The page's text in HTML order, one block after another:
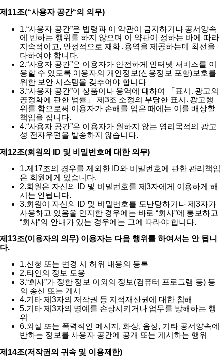
제11조(“사용자 공간“의 의무)
1.“사용자 공간”은 법령과 이 약관이 금지하거나 공서양속
에 반하는 행위를 하지 않으며 이 약관이 정하는 바에 따라
지속적이고, 안정적으로 재화․용역을 제공하는데 최선을
다하여야 합니다.
2.“사용자 공간”은 이용자가 안전하게 인터넷 서비스를 이
용할 수 있도록 이용자의 개인정보(신용정보 포함)보호를
위한 보안 시스템을 갖추어야 합니다.
3.“사용자 공간”이 상품이나 용역에 대하여 「표시․광고의
공정화에 관한 법률」 제3조 소정의 부당한 표시․광고행
위를 함으로써 이용자가 손해를 입은 때에는 이를 배상할
책임을 집니다.
4.“사용자 공간”은 이용자가 원하지 않는 영리목적의 광고
성 전자우편을 발송하지 않습니다.
제12조(회원의 ID 및 비밀번호에 대한 의무)
1.제17조의 경우를 제외한 ID와 비밀번호에 관한 관리책임
은 회원에게 있습니다.
2.회원은 자신의 ID 및 비밀번호를 제3자에게 이용하게 해
서는 안됩니다.
3.회원이 자신의 ID 및 비밀번호를 도난당하거나 제3자가
사용하고 있음을 인지한 경우에는 바로 “회사”에 통보하고
“회사”의 안내가 있는 경우에는 그에 따라야 합니다.
제13조(이용자의 의무) 이용자는 다음 행위를 하여서는 안 됩니
다.
1.신청 또는 변경 시 허위 내용의 등록
2.타인의 정보 도용
3.“회사”가 정한 정보 이외의 정보(컴퓨터 프로그램 등) 등
의 송신 또는 게시
4.기타 제3자의 저작권 등 지적재산권에 대한 침해
5.기타 제3자의 명예를 손상시키거나 업무를 방해하는 행
위
6.외설 또는 폭력적인 메시지, 화상, 음성, 기타 공서양속에
반하는 정보를 사용자 공간에 공개 또는 게시하는 행위
제14조(저작권의 귀속 및 이용제한)